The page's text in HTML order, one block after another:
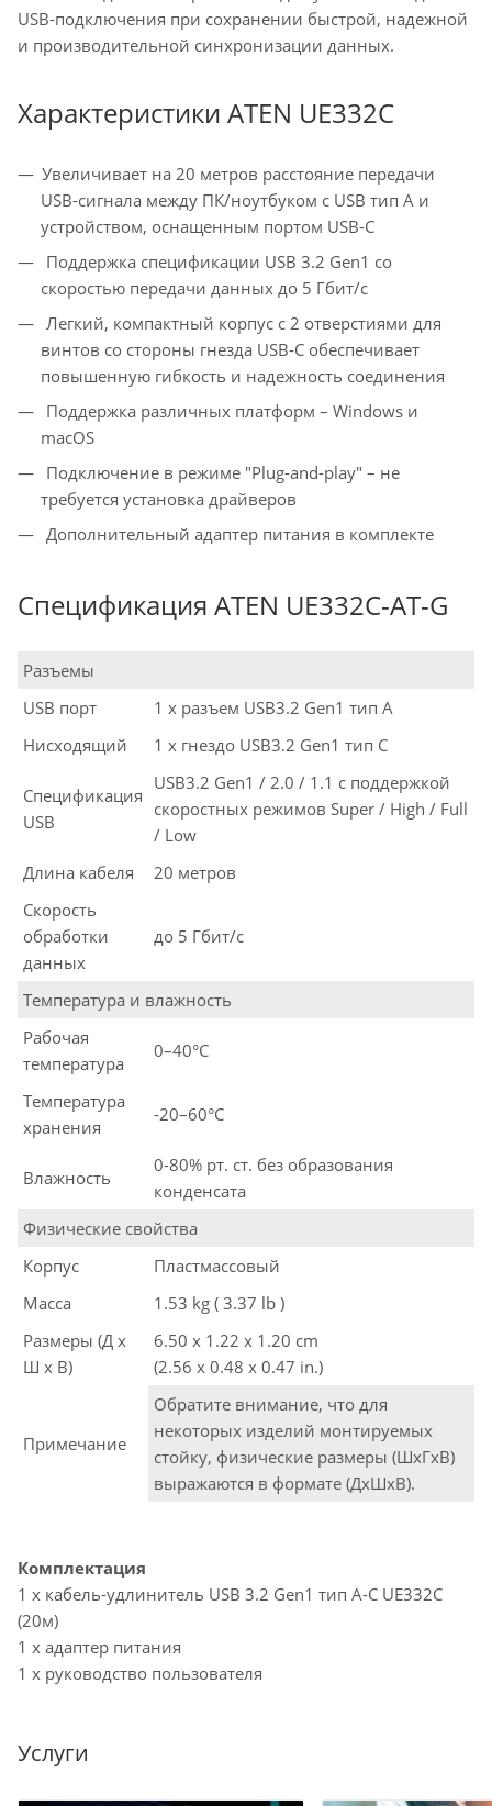
USB-подключения при сохранении быстрой, надежной
и производительной синхронизации данных.
Характеристики ATEN UE332C
Увеличивает на 20 метров расстояние передачи
USB-сигнала между ПК/ноутбуком с USB тип A и
устройством, оснащенным портом USB-C
Поддержка спецификации USB 3.2 Gen1 со
скоростью передачи данных до 5 Гбит/с
Легкий, компактный корпус с 2 отверстиями для
винтов со стороны гнезда USB-C обеспечивает
повышенную гибкость и надежность соединения
Поддержка различных платформ – Windows и
macOS
Подключение в режиме "Plug-and-play" – не
требуется установка драйверов
Дополнительный адаптер питания в комплекте
Спецификация ATEN UE332C-AT-G
Разъемы
USB порт
1 x разъем USB3.2 Gen1 тип A
Нисходящий
1 x гнездо USB3.2 Gen1 тип C
Спецификация
USB
USB3.2 Gen1 / 2.0 / 1.1 с поддержкой
скоростных режимов Super / High / Full
/ Low
Длина кабеля
20 метров
Скорость
обработки
данных
до 5 Гбит/с
Температура и влажность
Рабочая
температура
0–40°C
Температура
хранения
-20–60°C
Влажность
0-80% рт. ст. без образования
конденсата
Физические свойства
Корпус
Пластмассовый
Масса
1.53 kg ( 3.37 lb )
Размеры (Д х
Ш х В)
6.50 x 1.22 x 1.20 cm
(2.56 x 0.48 x 0.47 in.)
Примечание
Обратите внимание, что для
некоторых изделий монтируемых
стойку, физические размеры (ШxГxВ)
выражаются в формате (ДxШxВ).
Комплектация
1 x кабель-удлинитель USB 3.2 Gen1 тип A-C UE332C
(20м)
1 x адаптер питания
1 x руководство пользователя
Услуги